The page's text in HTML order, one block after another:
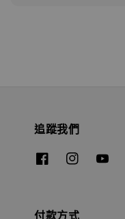
追蹤我們
付款方式